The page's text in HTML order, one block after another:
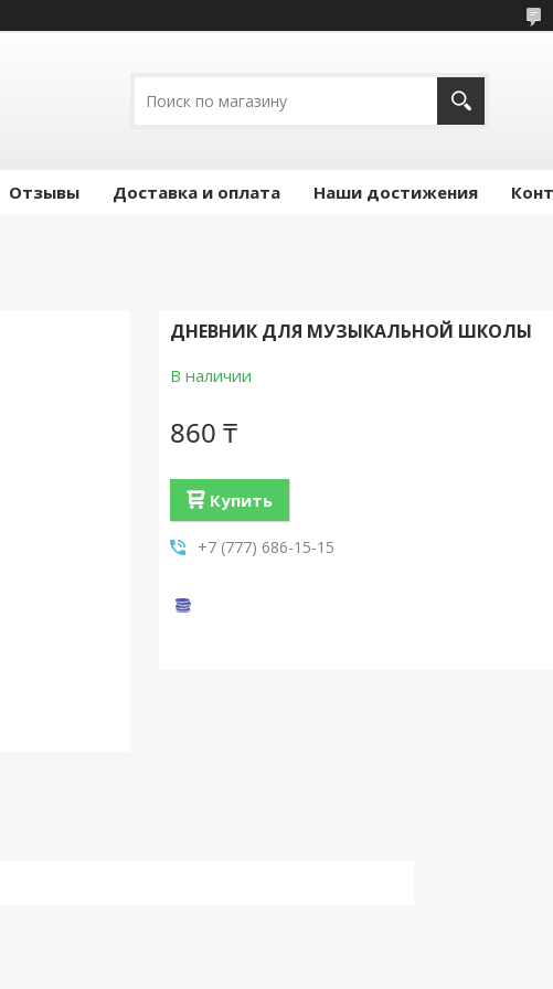
Отзывы Доставка и оплата Наши достижения
ДНЕВНИК ДЛЯ МУЗЫКАЛЬНОЙ ШКОЛЫ
В наличии
860 ₸
Купить
+7 (777) 686-15-15